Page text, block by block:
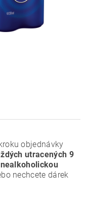
objednávky
utracených 9
nealkoholickou
nechcete dárek